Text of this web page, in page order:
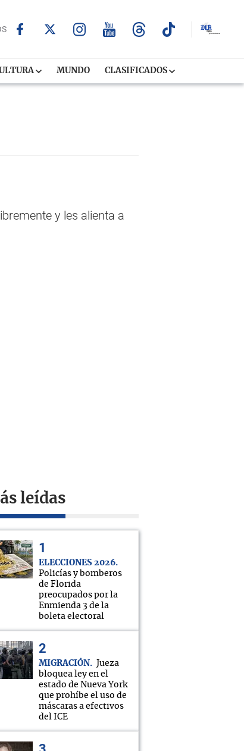
MUNDO CLASIFICADOS
y les alienta a
leídas
ELECCIONES 2026
Policías y bomberos
de Florida
preocupados por la
Enmienda 3 de la
boleta electoral
MIGRACIÓN
Jueza
bloquea ley en el
estado de Nueva York
que prohíbe el uso de
máscaras a efectivos
del ICE